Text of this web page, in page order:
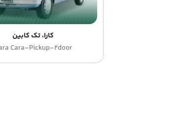
کارا، تک کابین
Cara-Pickup-2door